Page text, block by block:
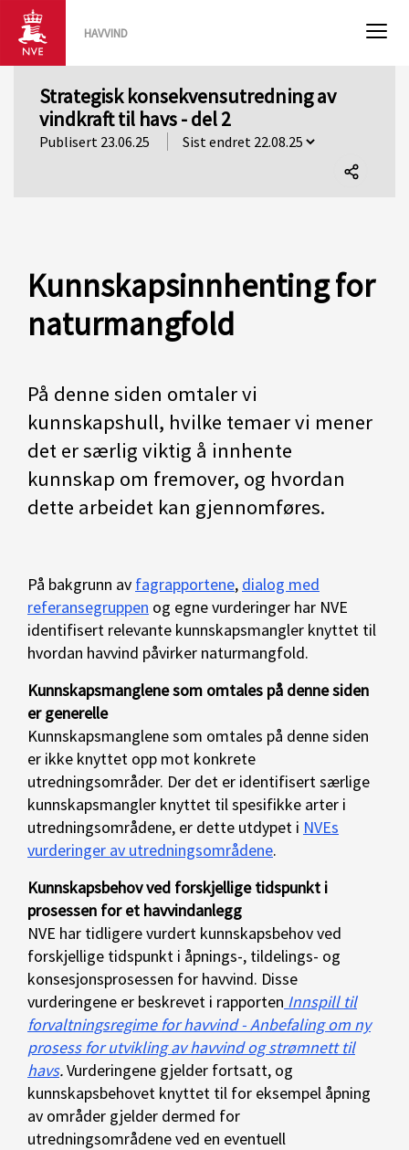
HAVVIND
Strategisk konsekvensutredning av
vindkraft til havs - del 2
Publisert 23.06.25
Kunnskapsinnhenting for
naturmangfold
På denne siden omtaler vi
kunnskapshull, hvilke temaer vi mener
det er særlig viktig å innhente
kunnskap om fremover, og hvordan
dette arbeidet kan gjennomføres.
På bakgrunn av fagrapportene, dialog med
referansegruppen og egne vurderinger har NVE
identifisert relevante kunnskapsmangler knyttet til
hvordan havvind påvirker naturmangfold.
Kunnskapsmanglene som omtales på denne siden
er generelle
Kunnskapsmanglene som omtales på denne siden
er ikke knyttet opp mot konkrete
utredningsområder. Der det er identifisert særlige
kunnskapsmangler knyttet til spesifikke arter i
utredningsområdene, er dette utdypet i NVEs
vurderinger av utredningsområdene.
Kunnskapsbehov ved forskjellige tidspunkt i
prosessen for et havvindanlegg
NVE har tidligere vurdert kunnskapsbehov ved
forskjellige tidspunkt i åpnings-, tildelings- og
konsesjonsprosessen for havvind. Disse
vurderingene er beskrevet i rapporten Innspill til
forvaltningsregime for havvind - Anbefaling om ny
prosess for utvikling av havvind og strømnett til
havs.Vurderingene gjelder fortsatt, og
kunnskapsbehovet knyttet til for eksempel åpning
av områder gjelder dermed for
utredningsområdene ved en eventuell